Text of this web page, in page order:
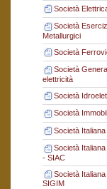
Società
Società
Metallurgici
Società
Società
elettricità
Società
Società
Società
Società
- SIAC
Società
SIGIM